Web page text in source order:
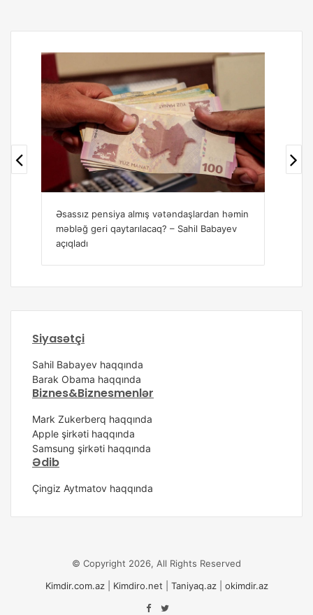
Sahil Babayev pensiya artımı haqqında
danışdı
Siyasətçi
Sahil Babayev haqqında
Barak Obama haqqında
Biznes&Biznesmenlər
Mark Zukerberq haqqında
Apple şirkəti haqqında
Samsung şirkəti haqqında
Ədib
Çingiz Aytmatov haqqında
© Copyright 2026, All Rights Reserved
Kimdir.com.az| Kimdiro.net Taniyaq.az| okimdir.az
Facebook
Twitter